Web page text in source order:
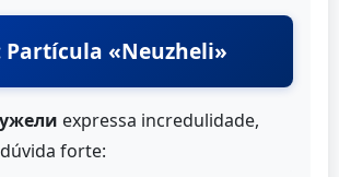
Partícula «Neuzheli»
expressa incredulidade,
forte: